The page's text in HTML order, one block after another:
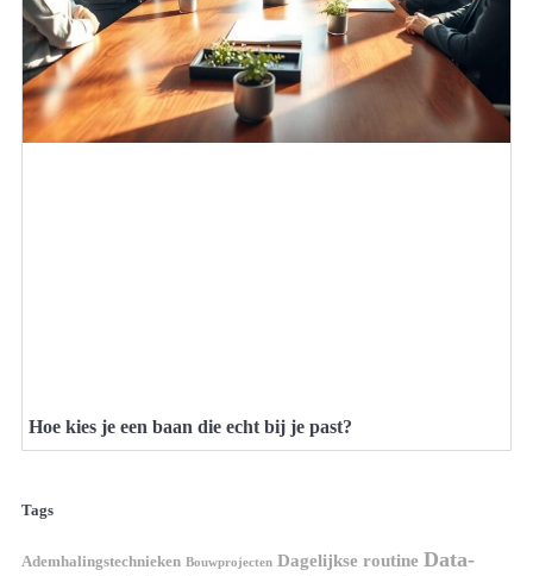
Hoe kies je een baan die echt bij je past?
Tags
Ademhalingstechnieken Bouwprojecten Dagelijkse routine Data-